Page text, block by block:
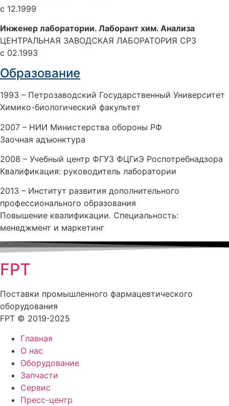
с 12.1999
Инженер лаборатории. Лаборант хим. Анализа
ЦЕНТРАЛЬНАЯ ЗАВОДСКАЯ ЛАБОРАТОРИЯ СРЗ
с 02.1993
Образование
1993 – Петрозаводский Государственный Университет
Химико-биологический факультет
2007 – НИИ Министерства обороны РФ
Заочная адъюнктура
2008 – Учебный центр ФГУЗ ФЦГиЭ Роспотребнадзора
Квалификация: руководитель лаборатории
2013 – Институт развития дополнительного
профессионального образования
Повышение квалификации. Специальность:
менеджмент и маркетинг
FPT
Поставки промышленного фармацевтического
оборудования
FPT © 2019-2025
Главная
О нас
Оборудование
Запчасти
Сервис
Пресс-центр